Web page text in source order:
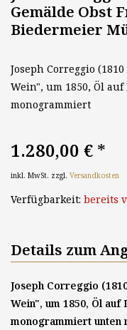
Gemälde Obst
Biedermeier
Joseph Correggio
Wein", um 1850, Öl
monogrammiert
1.280,00 € *
inkl. MwSt. zzgl. Versandkosten
Verfügbarkeit: bereits
Details zum
Joseph Correggio
Wein", um 1850, Öl auf
monogrammiert unten